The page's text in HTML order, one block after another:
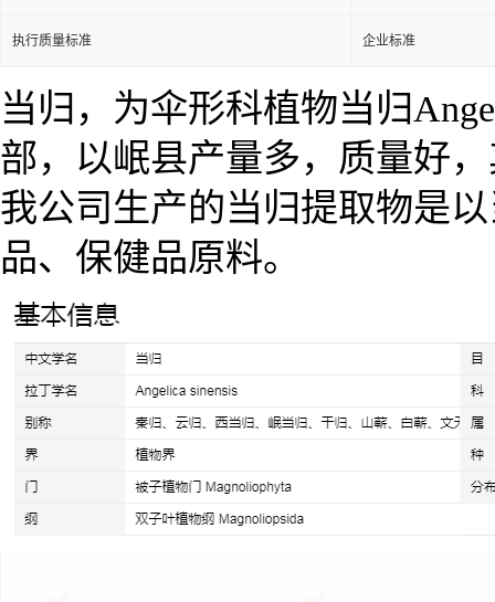
执行质量标准 企业标准
当归，为伞形科植物当归
部，以岷县产量多，质量好
我公司生产的当归提取物是以
品、保健品原料。